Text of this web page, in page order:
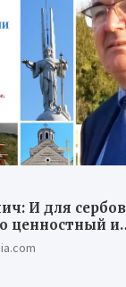
И для
ценностный и
концепт